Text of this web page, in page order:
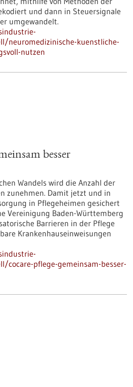
und dann in Steuersignale
umgewandelt.
neuromedizinische-kuenstliche-
nutzen
besser
Wandels wird die Anzahl der
zunehmen. Damit jetzt und in
in Pflegeheimen gesichert
Vereinigung Baden-Württemberg
Barrieren in der Pflege
Krankenhauseinweisungen
cocare-pflege-gemeinsam-besser-